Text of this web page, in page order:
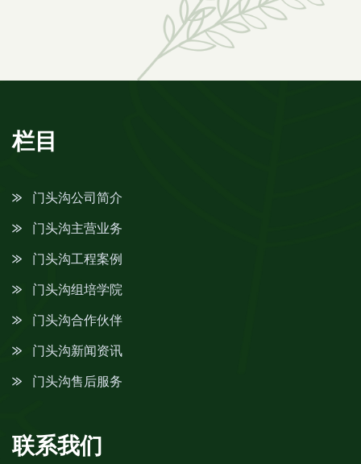
栏目
门头沟公司简介
门头沟主营业务
门头沟工程案例
门头沟组培学院
门头沟合作伙伴
门头沟新闻资讯
门头沟售后服务
联系我们